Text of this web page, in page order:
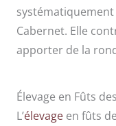
Cabernet. Elle
apporter de la
Élevage en Fûts
L’élevageen fûts